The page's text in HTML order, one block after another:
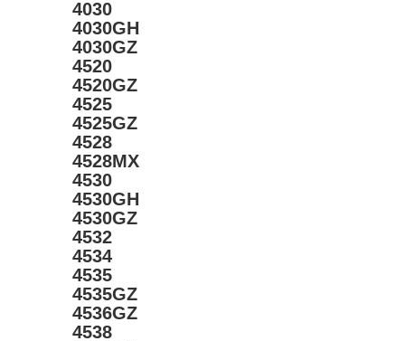
4030
4030GH
4030GZ
4520
4520GZ
4525
4525GZ
4528
4528MX
4530
4530GH
4530GZ
4532
4534
4535
4535GZ
4536GZ
4538